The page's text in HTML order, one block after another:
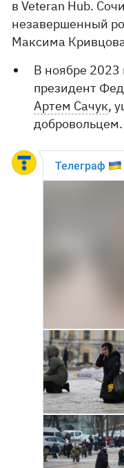
в Veteran Hub.
незавершенный
Максима
В ноябре 2023
президент
Артем Сачук,
добровольцем.